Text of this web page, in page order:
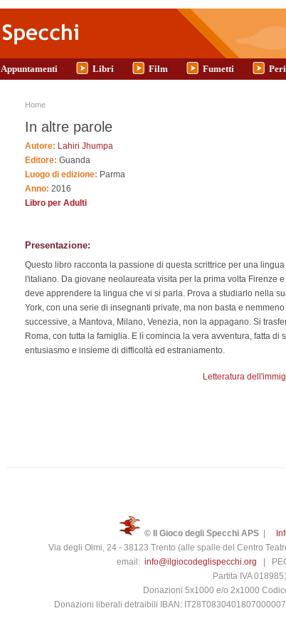
Appuntamenti Libri Film Fumetti
Tu sei qui
Home
In altre parole
Autore: Lahiri Jhumpa
Editore: Guanda
Luogo di edizione: Parma
Anno: 2016
Libro per Adulti
Presentazione:
Questo libro racconta la passione di questa scrittrice per una
l'italiano. Da giovane neolaureata visita per la prima volta Firenze
deve apprendere la lingua che vi si parla. Prova a studiarlo nella
York, con una serie di insegnanti private, ma non basta e
successive, a Mantova, Milano, Venezia, non la appagano. Si
Roma, con tutta la famiglia. E lì comincia la vera avventura, fatta di
entusiasmo e insieme di difficoltà ed estraniamento.
Letteratura
© Il Gioco degli Specchi APS|
Via degli Olmi, 24 - 38123 Trento (alle spalle del Centro
email: info@ilgiocodeglispecchi.org |
Partita IVA
Donazioni 5x1000 e/o 2x1000
Donazioni liberali detraibili IBAN: